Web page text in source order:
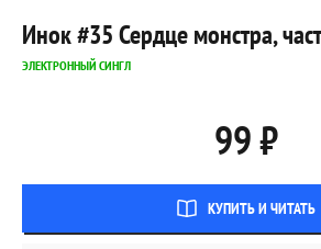
Инок #35 Сердце монстра,
ЭЛЕКТРОННЫЙ СИНГЛ
99 ₽
КУПИТЬ И ЧИТАТЬ